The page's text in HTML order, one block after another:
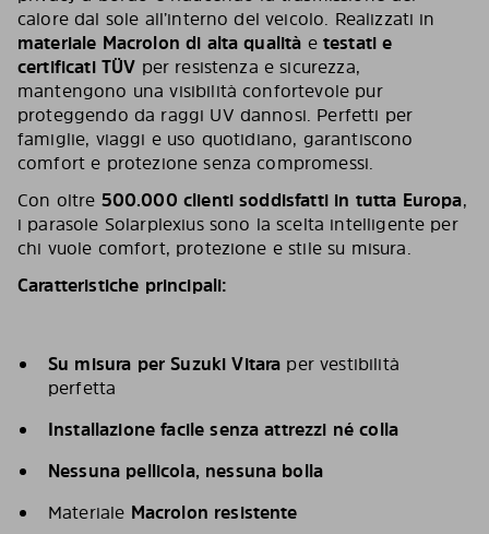
calore dal sole all’interno del veicolo. Realizzati in
materiale Macrolon di alta qualità e testati e
certificati TÜV per resistenza e sicurezza,
mantengono una visibilità confortevole pur
proteggendo da raggi UV dannosi. Perfetti per
famiglie, viaggi e uso quotidiano, garantiscono
comfort e protezione senza compromessi.
Con oltre 500.000 clienti soddisfatti in tutta Europa,
i parasole Solarplexius sono la scelta intelligente per
chi vuole comfort, protezione e stile su misura.
Caratteristiche principali:
Su misura per Suzuki Vitara per vestibilità
perfetta
Installazione facile senza attrezzi né colla
Nessuna pellicola, nessuna bolla
Materiale Macrolon resistente